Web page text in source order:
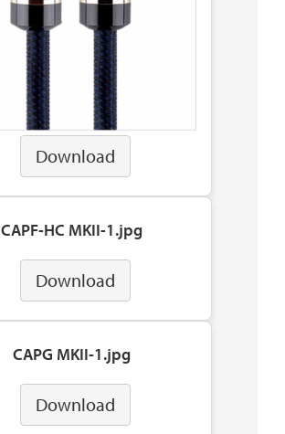
Download
CAPF-HC MKII-1.jpg
Download
CAPG MKII-1.jpg
Download